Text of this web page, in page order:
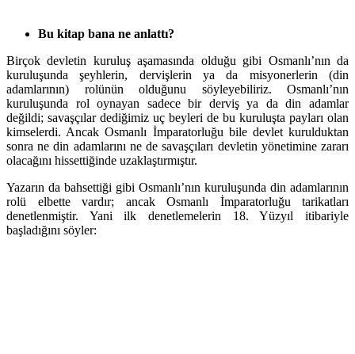
Bu kitap bana ne anlattı?
Birçok devletin kuruluş aşamasında olduğu gibi Osmanlı’nın da
kuruluşunda şeyhlerin, dervişlerin ya da misyonerlerin (din
adamlarının) rolünün olduğunu söyleyebiliriz. Osmanlı’nın
kuruluşunda rol oynayan sadece bir derviş ya da din adamlar
değildi; savaşçılar dediğimiz uç beyleri de bu kuruluşta payları olan
kimselerdi. Ancak Osmanlı İmparatorluğu bile devlet kurulduktan
sonra ne din adamlarını ne de savaşçıları devletin yönetimine zararı
olacağını hissettiğinde uzaklaştırmıştır.
Yazarın da bahsettiği gibi Osmanlı’nın kuruluşunda din adamlarının
rolü elbette vardır; ancak Osmanlı İmparatorluğu tarikatları
denetlenmiştir. Yani ilk denetlemelerin 18. Yüzyıl itibariyle
başladığını söyler: